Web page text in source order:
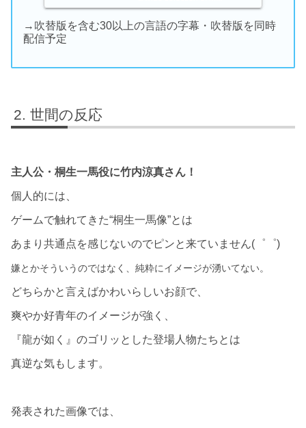
→吹替版を含む30以上の言語の字幕・吹替版を同時
配信予定
世間の反応
主人公・桐生一馬役に竹内涼真さん！
個人的には、
ゲームで触れてきた“桐生一馬像”とは
あまり共通点を感じないのでピンと来ていません(゜゜)
嫌とかそういうのではなく、純粋にイメージが湧いてない。
どちらかと言えばかわいらしいお顔で、
爽やか好青年のイメージが強く、
『龍が如く』のゴリッとした登場人物たちとは
真逆な気もします。
発表された画像では、